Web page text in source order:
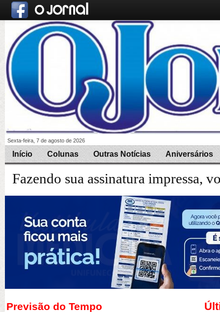
Sexta-feira, 7 de agosto de 2026
Início Colunas Outras Notícias Aniversários
Fazendo sua assinatura impressa,
Previsão do Tempo